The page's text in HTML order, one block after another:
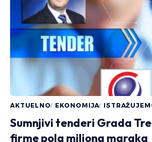
AKTUELNO EKONOMIJA
Sumnjivi tenderi Grada
firme pola miliona maraka